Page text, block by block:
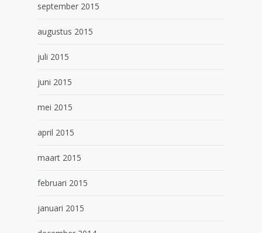
september 2015
augustus 2015
juli 2015
juni 2015
mei 2015
april 2015
maart 2015
februari 2015
januari 2015